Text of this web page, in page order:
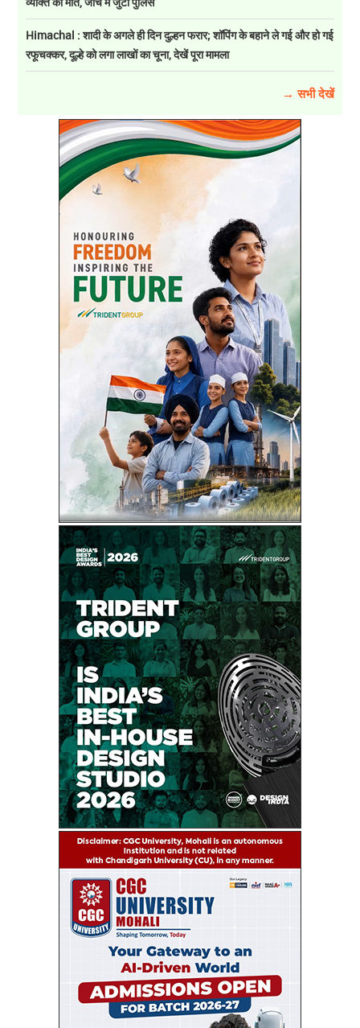
Himachal : शादी के अगले ही दिन दुल्हन फरार; शॉपिंग के बहाने ले गई और हो गई
रफूचक्कर, दूल्हे को लगा लाखों का चूना, देखें पूरा मामला
→ सभी देखें